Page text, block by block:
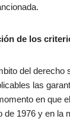
de los
del derecho
las
en que
de 1976 y en la